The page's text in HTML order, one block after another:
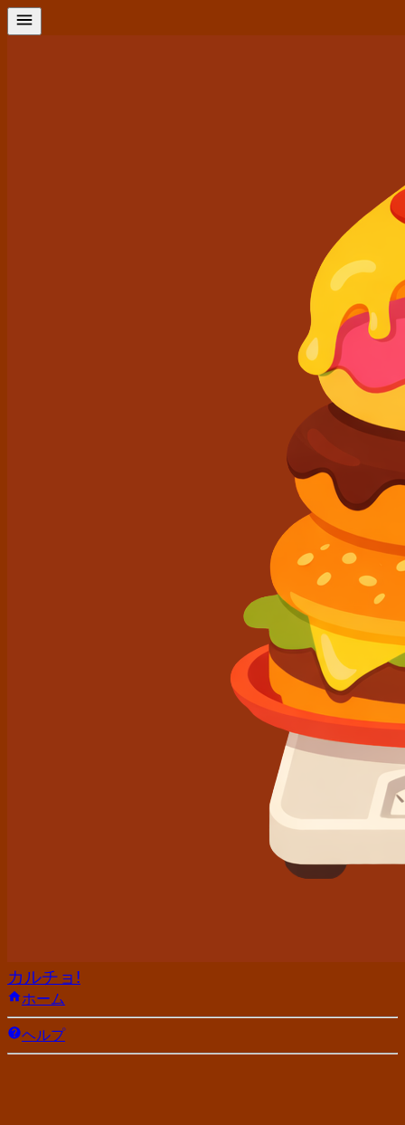
カルチョ!
ホーム
ヘルプ